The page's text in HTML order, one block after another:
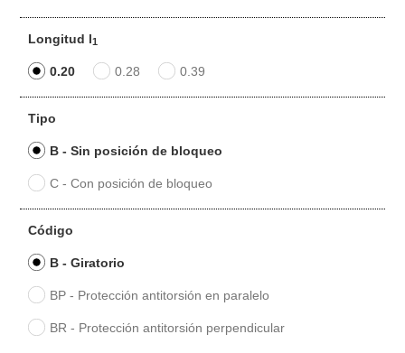
Longitud l1
0.20 0.28 0.39
Tipo
B - Sin posición de bloqueo
C - Con posición de bloqueo
Código
B - Giratorio
BP - Protección antitorsión en paralelo
BR - Protección antitorsión perpendicular